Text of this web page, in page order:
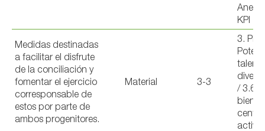
KPI
Medidas destinadas
a facilitar el disfrute
de la conciliación y
fomentar el ejercicio
corresponsable de
estos por parte de
ambos progenitores.
Material 3-3
3.
/ 3.6